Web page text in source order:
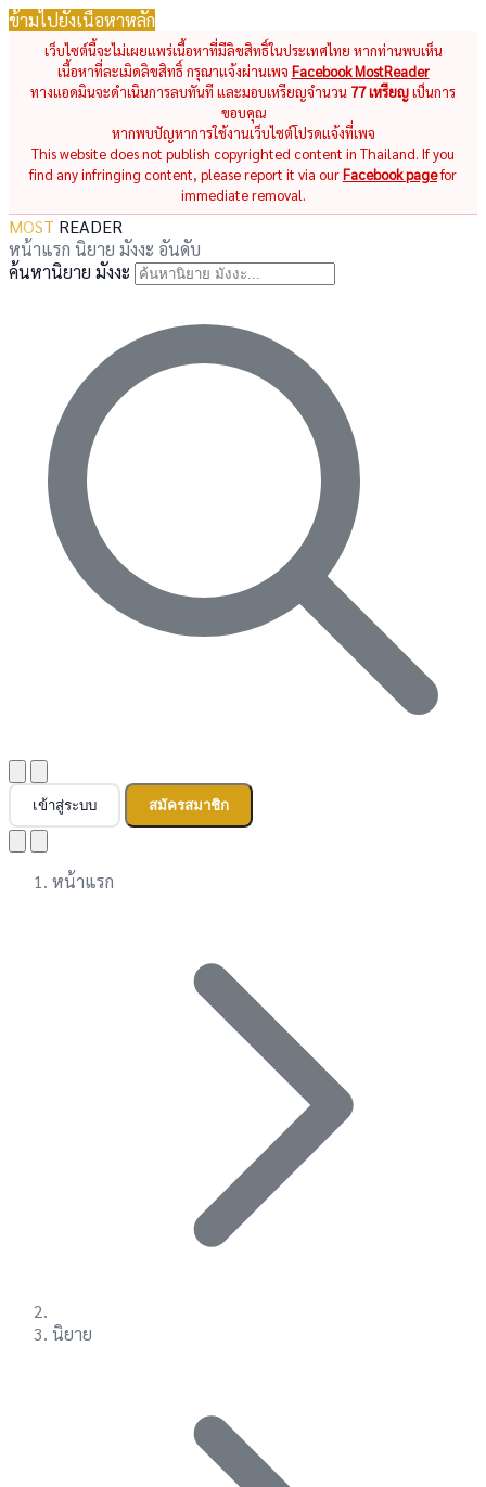
ข้ามไปยังเนื้อหาหลัก
เว็บไซต์นี้จะไม่เผยแพร่เนื้อหาที่มีลิขสิทธิ์ในประเทศไทย หากท่านพบเห็น
เนื้อหาที่ละเมิดลิขสิทธิ์ กรุณาแจ้งผ่านเพจ Facebook MostReader
ทางแอดมินจะดำเนินการลบทันที และมอบเหรียญจำนวน 77 เหรียญเป็นการ
ขอบคุณ
หากพบปัญหาการใช้งานเว็บไซต์โปรดแจ้งที่เพจ
This website does not publish copyrighted content in Thailand. If you
find any infringing content, please report it via ourFacebook pagefor
immediate removal.
MOST READER
หน้าแรก นิยาย มังงะ อันดับ
ค้นหานิยาย มังงะ
เข้าสู่ระบบ สมัครสมาชิก
หน้าแรก
นิยาย